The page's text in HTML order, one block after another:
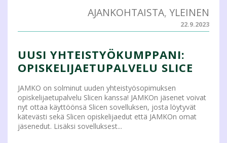
AJANKOHTAISTA, YLEINEN
22.9.2023
UUSI YHTEISTYÖKUMPPANI:
OPISKELIJAETUPALVELU SLICE
JAMKO on solminut uuden yhteistyösopimuksen
opiskelijaetupalvelu Slicen kanssa! JAMKOn jäsenet voivat
nyt ottaa käyttöönsä Slicen sovelluksen, josta löytyvät
kätevästi sekä Slicen opiskelijaedut että JAMKOn omat
jäsenedut. Lisäksi sovelluksest...